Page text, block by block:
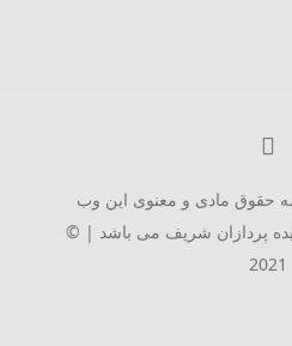
حقوق مادی و معنوی این وب
پردازان شریف می باشد | ©
2021